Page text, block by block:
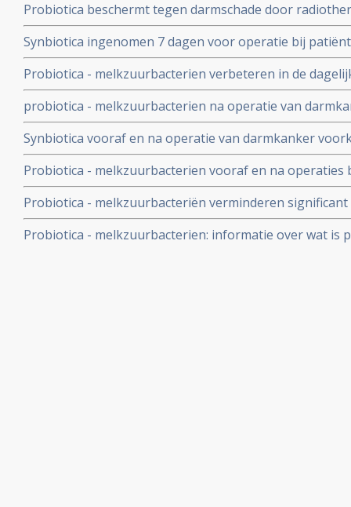
Probiotica beschermt tegen darmschade door
bekkengebied door effect op de
darmen copy 1
Synbiotica ingenomen 7 dagen voor operatie bij
vermindert kans op sterfte aan infectie, geeft korter
gebruik van antibiotica
Probiotica - melkzuurbacterien verbeteren in de
mensen, de kwaliteit van leven, minder maag-
verbetert de ontlasting copy 1
probiotica - melkzuurbacterien na operatie van
complicaties en geeft veel minder bloedingen,
zonder probiotica
Synbiotica vooraf en na operatie van darmkanker
operatieve infecties in vergelijking met placebo. 1 vs 9
Probiotica - melkzuurbacterien vooraf en na
ernstige infecties, bevorderen sneller herstel en
ziekenhuisopname copy 1
Probiotica - melkzuurbacteriën verminderen
chemo met irinitocan bij darmkankerpatienten.
Ernstige diarree: 17,4 vs nul procent copy 1
Probiotica - melkzuurbacterien: informatie over wat is